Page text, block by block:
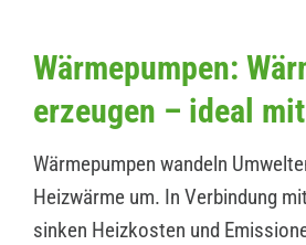
Wärmepumpen:
erzeugen – ideal
Wärmepumpen wandeln
Heizwärme um. In Verbindung
sinken Heizkosten und